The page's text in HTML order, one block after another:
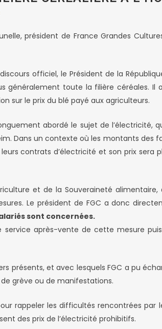
président de France Grandes
officiel, le Président de la
généralement toute la filière céréales. Il
sur le prix du blé payé aux agriculteurs.
abordé le sujet de l’électricité,
Dans un contexte où les montants des
contrats d’électricité et son prix
et de la Souveraineté
Le président de FGC a donc
sont concernées.
service après-vente de cette mesure
présents, et avec lesquels FGC a pu
grève ou de manifestations.
rappeler les difficultés rencontrées
des prix de l’électricité prohibitifs.